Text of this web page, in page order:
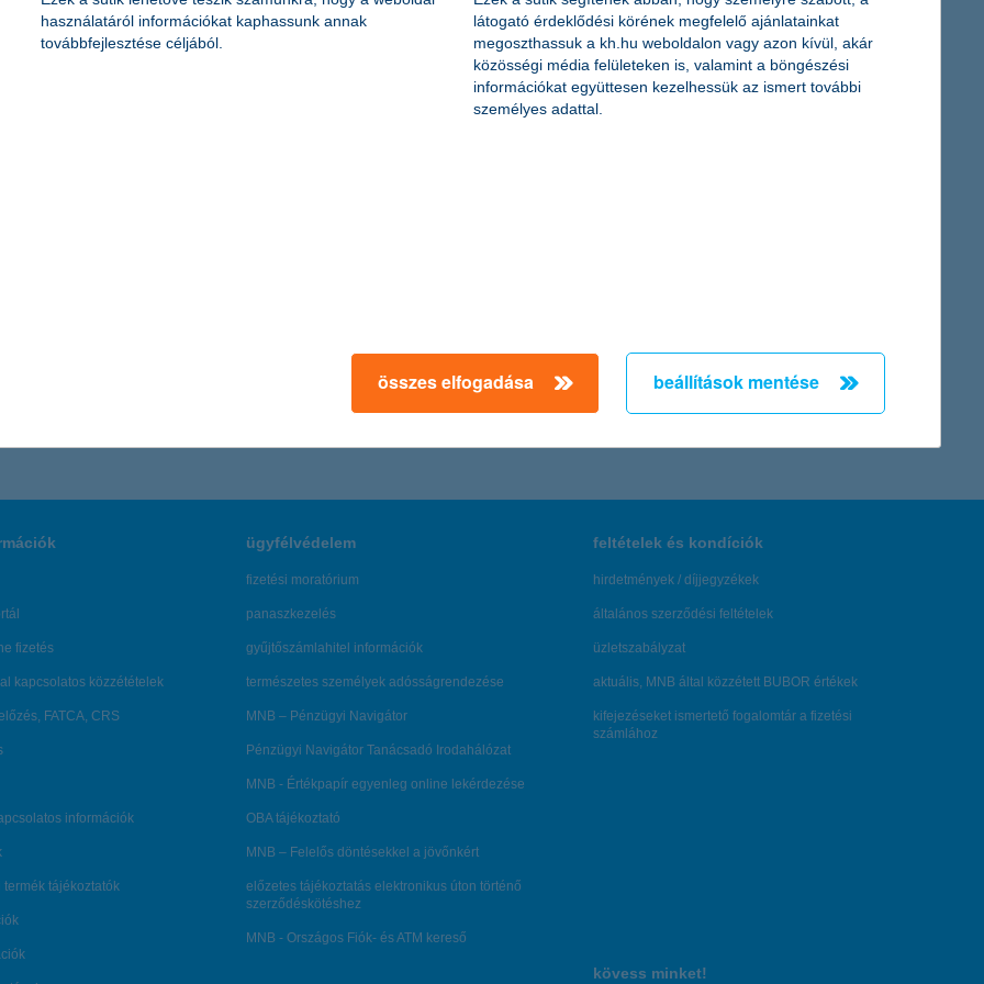
hatékonyságát: lerövidítik a diagnosztikai és a kezelési időt, illetve segítik az orvosokat a pontosabb kiértékelésben, így a
gyermekegészségügyben leginkább a helyi labordiagnosztikát és a korszerű távgyógyítást alkalmazzák jelenleg a szakemberek a
támogatja a korszerű gyógyítást: a gyermekegészségügyi intézmények április 15-ig pályázathatnak innovatív műszerekre.
← Első Előző Következő
fizetés
kapcsolatos közzétételek
FATCA, CRS
információk
termék tájékoztatók
ügyfélvédelem
fizetési moratórium
panaszkezelés
gyűjtőszámlahitel információk
természetes személyek adósságrendezése
MNB – Pénzügyi Navigátor
Pénzügyi Navigátor Tanácsadó Irodahálózat
MNB - Értékpapír egyenleg online lekérdezése
OBA tájékoztató
MNB – Felelős döntésekkel a jövőnkért
előzetes tájékoztatás elektronikus úton történő
szerződéskötéshez
MNB - Országos Fiók- és ATM kereső
feltételek és kondíciók
hirdetmények / díjjegyzékek
általános szerződési feltételek
üzletszabályzat
aktuális, MNB által közzétett BUBOR értékek
kifejezéseket ismertető fogalomtár a fizetési
számlához
kövess minket!
használatáról információkat kaphassunk annak
továbbfejlesztése céljából.
látogató érdeklődési körének megfelelő ajánlatainkat
megoszthassuk a kh.hu weboldalon vagy azon kívül, akár
közösségi média felületeken is, valamint a böngészési
információkat együttesen kezelhessük az ismert további
személyes adattal.
összes elfogadása beállítások mentése